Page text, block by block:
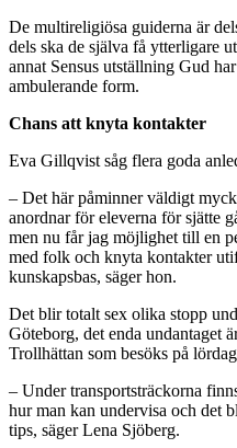
De multireligiösa guiderna är
dels ska de själva få ytterligare
annat Sensus utställning Gud
ambulerande form.
Chans att knyta kontakter
Eva Gillqvist såg flera goda
– Det här påminner väldigt
anordnar för eleverna för sjätte
men nu får jag möjlighet till en
med folk och knyta kontakter
kunskapsbas, säger hon.
Det blir totalt sex olika stopp
Göteborg, det enda undantaget
Trollhättan som besöks på
– Under transportsträckorna
hur man kan undervisa och det
tips, säger Lena Sjöberg.